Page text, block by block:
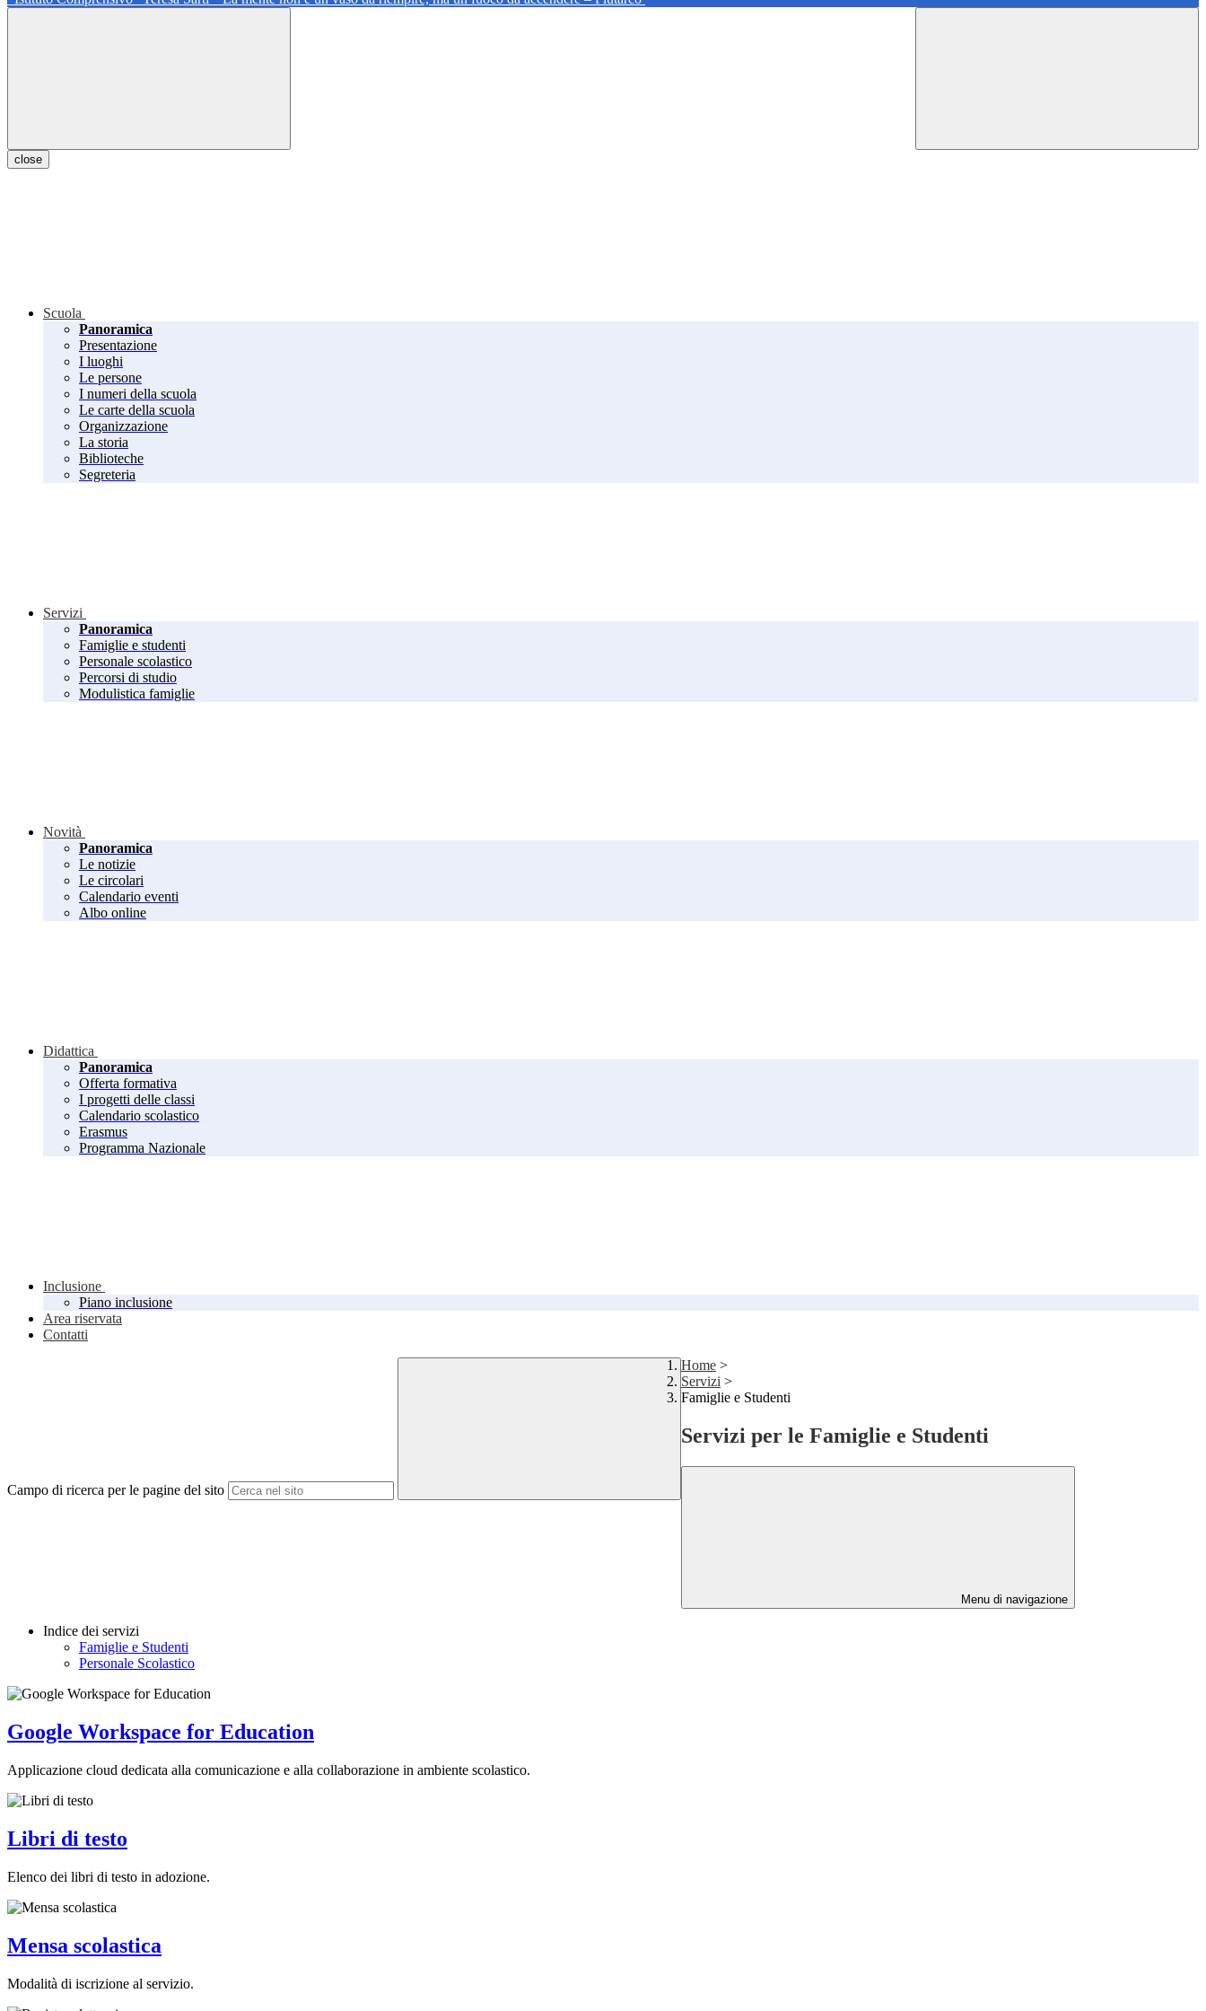
close
Scuola
Panoramica
Presentazione
I luoghi
Le persone
I numeri della scuola
Le carte della scuola
Organizzazione
La storia
Biblioteche
Segreteria
Servizi
Panoramica
Famiglie e studenti
Personale scolastico
Percorsi di studio
Modulistica famiglie
Novità
Panoramica
Le notizie
Le circolari
Calendario eventi
Albo online
Didattica
Panoramica
Offerta formativa
I progetti delle classi
Calendario scolastico
Erasmus
Programma Nazionale
Inclusione
Piano inclusione
Area riservata
Contatti
Campo di ricerca per le pagine del sito
Home >
Servizi >
Famiglie e Studenti
Servizi per le Famiglie e Studenti
Menu di navigazione
Indice dei servizi
Famiglie e Studenti
Personale Scolastico
Google Workspace for Education
Applicazione cloud dedicata alla comunicazione e alla collaborazione in ambiente scolastico.
Libri di testo
Elenco dei libri di testo in adozione.
Mensa scolastica
Modalità di iscrizione al servizio.